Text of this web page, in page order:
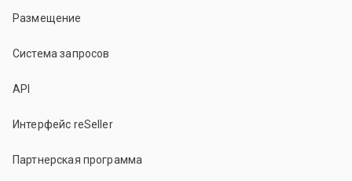
Размещение
Система запросов
API
Интерфейс reSeller
Партнерская программа